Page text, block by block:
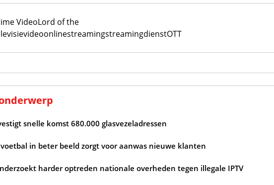
VideoLord of the
videoonlinestreamingstreamingdienstOTT
snelle komst 680.000 glasvezeladressen
voetbal in beter beeld zorgt voor aanwas nieuwe klanten
harder optreden nationale overheden tegen illegale IPTV